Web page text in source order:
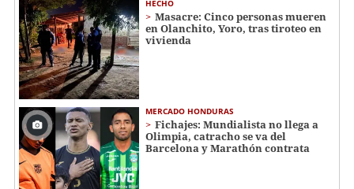
HECHO
Masacre: Cinco personas mueren
en Olanchito, Yoro, tras tiroteo en
vivienda
MERCADO HONDURAS
Fichajes: Mundialista no llega a
Olimpia, catracho se va del
Barcelona y Marathón contrata